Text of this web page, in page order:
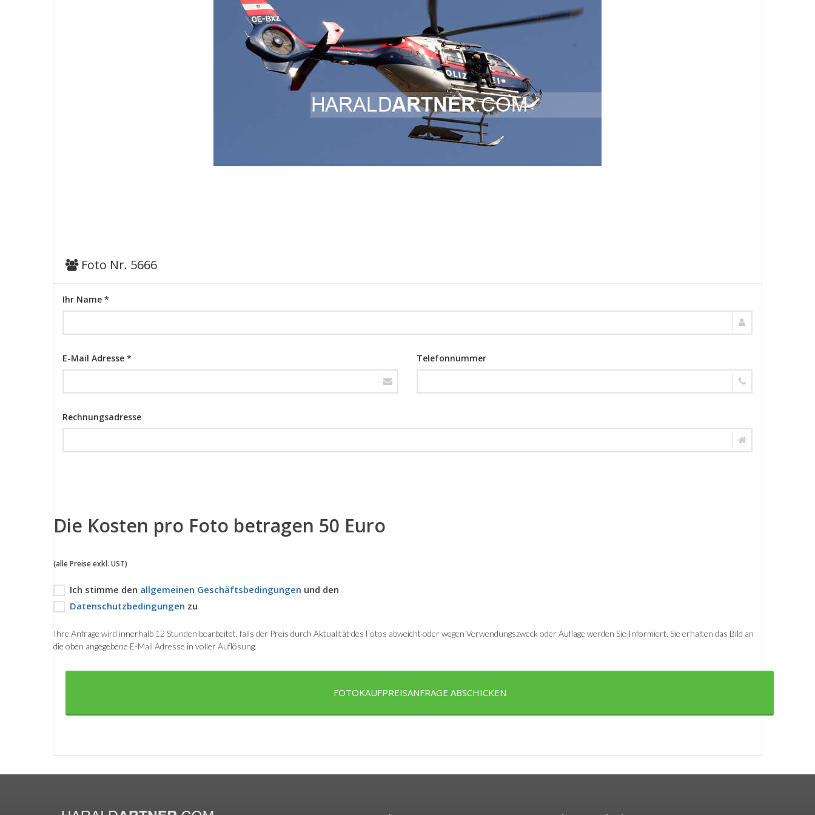
Foto Nr. 5666
Ihr Name *
E-Mail Adresse * Telefonnummer
Rechnungsadresse
Die Kosten pro Foto betragen 50 Euro
(alle Preise exkl. UST)
Ich stimme den allgemeinen Geschäftsbedingungen und den
Datenschutzbedingungen zu
Ihre Anfrage wird innerhalb 12 Stunden bearbeitet, falls der Preis durch Aktualität des Fotos abweicht oder wegen Verwendungszweck oder Auflage werden Sie Informiert. Sie erhalten das Bild an
die oben angegebene E-Mail Adresse in voller Auflösung.
FOTOKAUFPREISANFRAGE ABSCHICKEN